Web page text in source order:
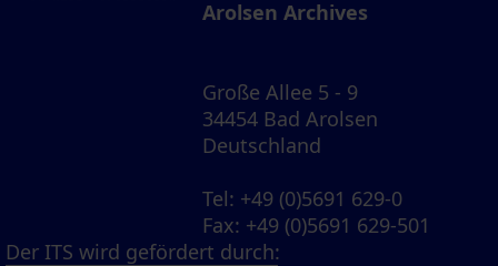
Arolsen Archives
Große Allee 5 - 9
34454 Bad Arolsen
Deutschland
Tel: +49 (0)5691 629-0
Fax: +49 (0)5691 629-501
Der ITS wird gefördert durch: